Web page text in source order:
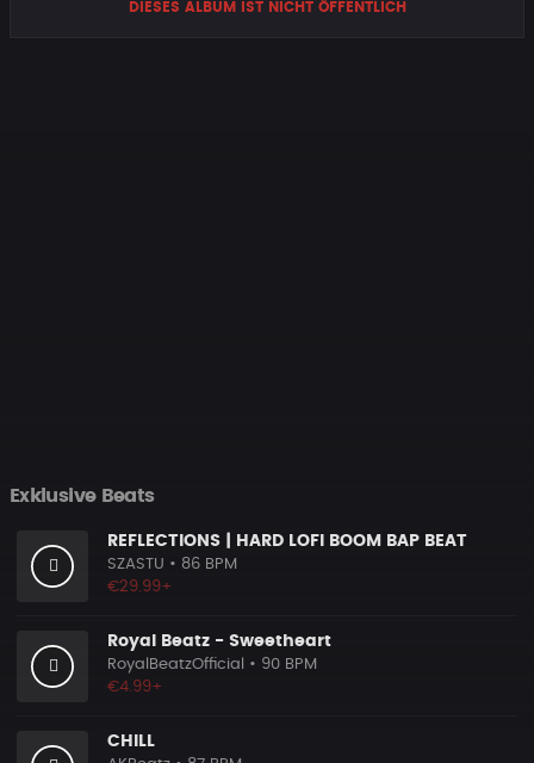
DIESES ALBUM IST NICHT ÖFFENTLICH
Exklusive Beats
REFLECTIONS | HARD LOFI BOOM BAP BEAT
SZASTU • 86 BPM
€29.99+
Royal Beatz - Sweetheart
RoyalBeatzOfficial
• 90 BPM
€4.99+
CHILL